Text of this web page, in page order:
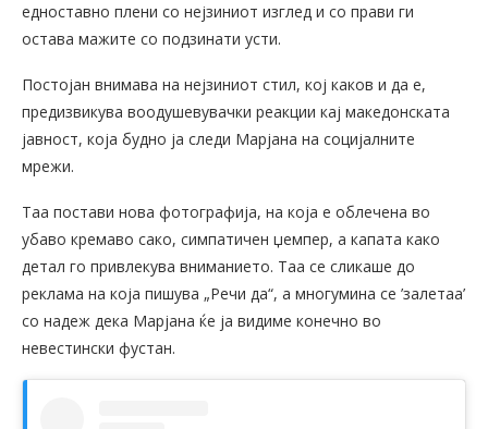
едноставно плени со нејзиниот изглед и со прави ги
остава мажите со подзинати усти.
Постојан внимава на нејзиниот стил, кој каков и да е,
предизвикува воодушевувачки реакции кај македонската
јавност, која будно ја следи Марјана на социјалните
мрежи.
Таа постави нова фотографија, на која е облечена во
убаво кремаво сако, симпатичен џемпер, а капата како
детал го привлекува вниманието. Таа се сликаше до
реклама на која пишува „Речи да“, а многумина се ’залетаа’
со надеж дека Марјана ќе ја видиме конечно во
невестински фустан.